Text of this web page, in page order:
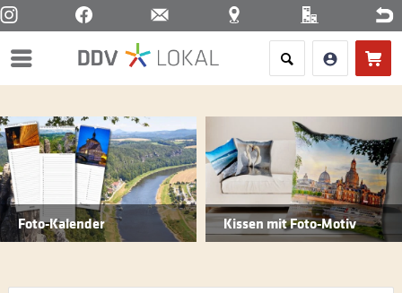
Menü
Foto-Kalender Kissen mit Foto-Motiv